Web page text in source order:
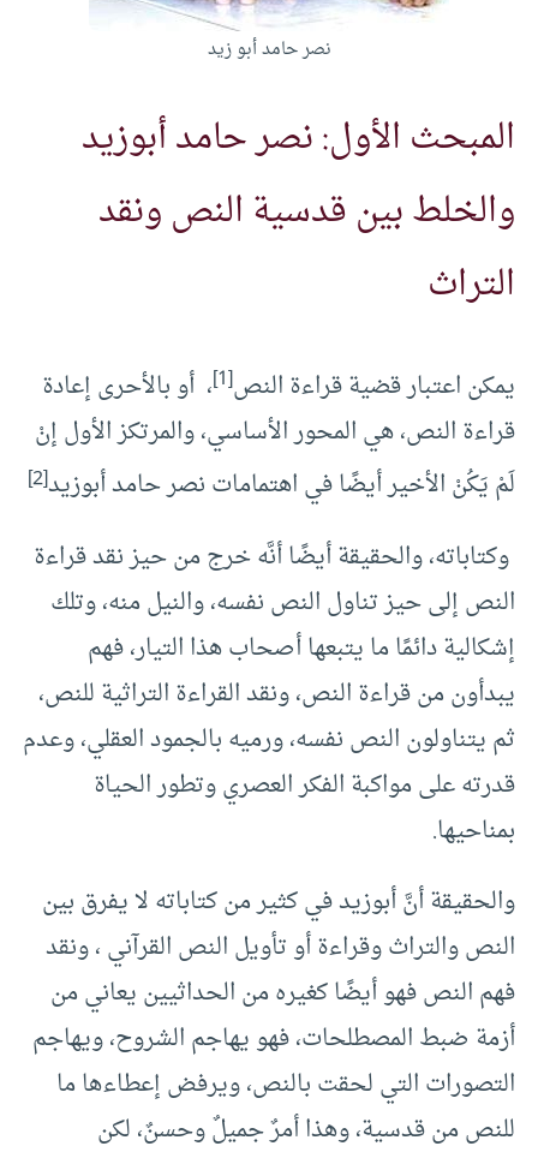
نصر حامد أبو زيد
المبحث الأول: نصر حامد أبوزيد
والخلط بين قدسية النص ونقد
التراث
يمكن اعتبار قضية قراءة النص[1] ، أو بالأحرى إعادة
قراءة النص، هي المحور الأساسي، والمرتكز الأول إنْ
لَمْ يَكُنْ الأخير أيضًا في اهتمامات نصر حامد أبوزيد[2]
وكتاباته، والحقيقة أيضًا أنَّه خرج من حيز نقد قراءة
النص إلى حيز تناول النص نفسه، والنيل منه، وتلك
إشكالية دائمًا ما يتبعها أصحاب هذا التيار، فهم
يبدأون من قراءة النص، ونقد القراءة التراثية للنص،
ثم يتناولون النص نفسه، ورميه بالجمود العقلي، وعدم
قدرته على مواكبة الفكر العصري وتطور الحياة
بمناحيها.
والحقيقة أنَّ أبوزيد في كثير من كتاباته لا يفرق بين
النص والتراث وقراءة أو تأويل النص القرآني ، ونقد
فهم النص فهو أيضًا كغيره من الحداثيين يعاني من
أزمة ضبط المصطلحات، فهو يهاجم الشروح، ويهاجم
التصورات التي لحقت بالنص، ويرفض إعطاءها ما
للنص من قدسية، وهذا أمرٌ جميلٌ وحسنٌ، لكن